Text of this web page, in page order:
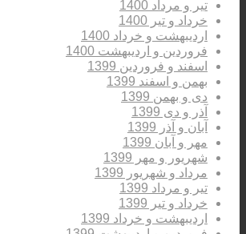
تیر و مرداد 1400
خرداد و تیر 1400
اردیبهشت و خرداد 1400
فروردین و اردیبهشت 1400
اسفند و فروردین 1399
بهمن و اسفند 1399
دی و بهمن 1399
آذر و دی 1399
آبان و آذر 1399
مهر و آبان 1399
شهریور و مهر 1399
مرداد و شهریور 1399
تیر و مرداد 1399
خرداد و تیر 1399
اردیبهشت و خرداد 1399